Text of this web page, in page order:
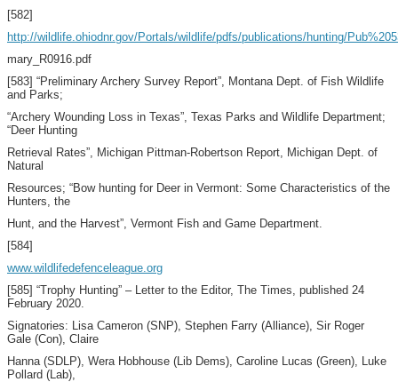
[582]
http://wildlife.ohiodnr.gov/Portals/wildlife/pdfs/publications/hunting/
mary_R0916.pdf
[583] “Preliminary Archery Survey Report”, Montana Dept. of Fish Wildlife
and Parks;
“Archery Wounding Loss in Texas”, Texas Parks and Wildlife Department;
“Deer Hunting
Retrieval Rates”, Michigan Pittman-Robertson Report, Michigan Dept. of
Natural
Resources; “Bow hunting for Deer in Vermont: Some Characteristics of the
Hunters, the
Hunt, and the Harvest”, Vermont Fish and Game Department.
[584]
www.wildlifedefenceleague.org
[585] “Trophy Hunting” – Letter to the Editor, The Times, published 24
February 2020.
Signatories: Lisa Cameron (SNP), Stephen Farry (Alliance), Sir Roger
Gale (Con), Claire
Hanna (SDLP), Wera Hobhouse (Lib Dems), Caroline Lucas (Green), Luke
Pollard (Lab),